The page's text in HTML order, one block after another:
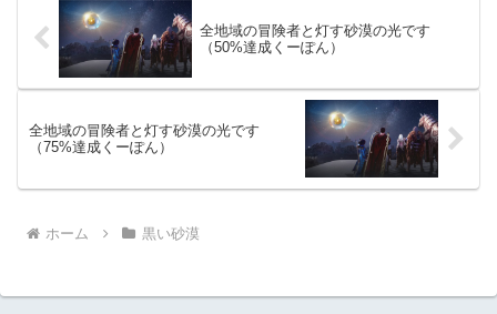
全地域の冒険者と灯す砂漠の光です
（50%達成くーぽん）
全地域の冒険者と灯す砂漠の光です
（75%達成くーぽん）
ホーム 黒い砂漠